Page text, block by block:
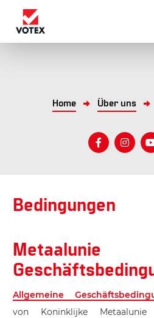
Home Über uns
Bedingungen
Metaalunie
Allgemeine
von Koninklijke Metaalunie